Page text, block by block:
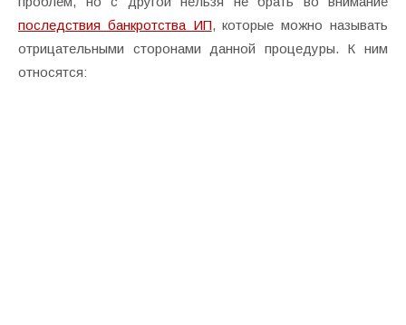
последствия банкротства ИП, которые можно называть
отрицательными сторонами данной процедуры. К ним
относятся: